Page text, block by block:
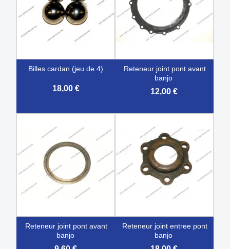
billes cardan (jeu de 4)
18,00 €
reteneur joint pont avant
banjo
12,00 €
reteneur joint pont avant
banjo
reteneur joint entree pont
banjo